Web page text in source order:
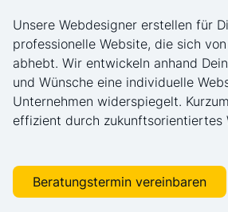
Unsere Webdesigner erstellen für
professionelle Website, die sich
abhebt. Wir entwickeln anhand
und Wünsche eine individuelle
Unternehmen widerspiegelt.
effizient durch zukunftsorientiertes
Beratungstermin vereinbaren